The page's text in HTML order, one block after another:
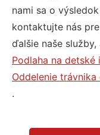
nami sa o
kontaktujte nás
ďalšie naše
Podlaha na detské
Oddelenie
.